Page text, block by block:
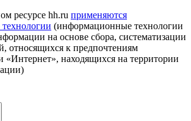
ресурсе hh.ru применяются
(информационные технологии
на основе сбора, систематизации
относящихся к предпочтениям
«Интернет», находящихся на территории